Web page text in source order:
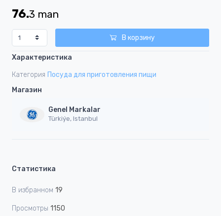
1
76.3 man
В корзину
Характеристика
Категория Посуда для приготовления пищи
Магазин
Genel Markalar
Türkiýe, Istanbul
Статистика
В избранном 19
Просмотры 1150